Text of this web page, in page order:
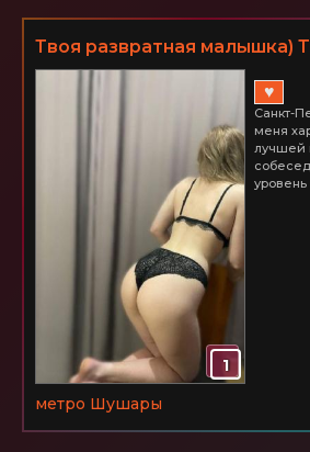
Твоя развратная малышка)
мечта и самая сокровенная
1
♥
Санкт-
меня
лучшей
уровень
метро Шушары